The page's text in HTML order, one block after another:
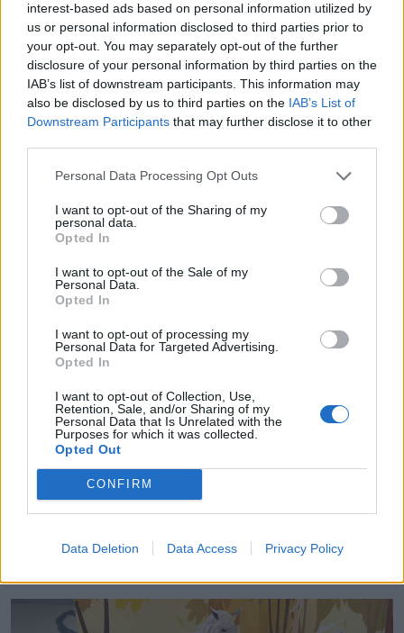
interest-based ads based on personal information utilized by
us or personal information disclosed to third parties prior to
your opt-out. You may separately opt-out of the further
disclosure of your personal information by third parties on the
IAB’s list of downstream participants. This information may
also be disclosed by us to third parties on the IAB’s List of
Downstream Participants that may further disclose it to other
Personal Data Processing Opt Outs
I want to opt-out of the Sharing of my
personal data.
Opted In
I want to opt-out of the Sale of my
Personal Data.
Opted In
I want to opt-out of processing my
Personal Data for Targeted Advertising.
Opted In
I want to opt-out of Collection, Use,
Retention, Sale, and/or Sharing of my
Personal Data that Is Unrelated with the
Purposes for which it was collected.
Opted Out
CONFIRM
Data Deletion Data Access Privacy Policy
cepamo papīru, pārziež ar sakultu olu un cep
iepriekš sakarsētā cepeškrāsnī 180 grādos
aptuveni 20–25 minūtes (kamēr virsiņa nedaudz
apbrūnējusi).
Patiesībā picu pildījums var būt jebkāds. Es ballītei
daļu gatavoju ar desu un sieru, otrai porcijai vēl
pievienoju marinētos gurķus. Iepriekš kādā reizē
esmu likusipapriku, tikai sieru; vēl citreiz cepu
sagrieztiem āboliem un kanēli.